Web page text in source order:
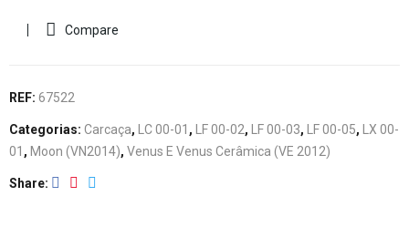
Compare
REF: 67522
Categorias: Carcaça, LC 00-01 , LF 00-02, LF 00-03, LF 00-05,
LX 00-
01 , Moon (VN2014), Venus E Venus Cerâmica (VE 2012)
Share